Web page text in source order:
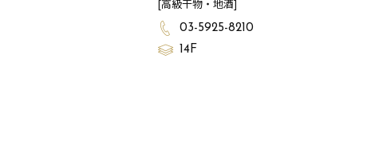
[高級干物・地酒]
03-5925-8210
14F